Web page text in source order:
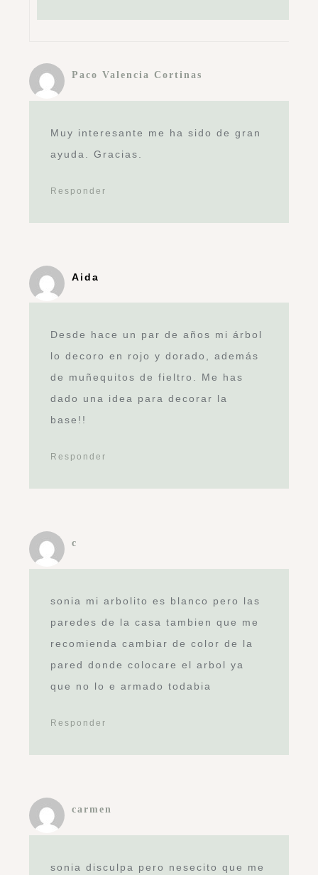
Paco Valencia Cortinas
Muy interesante me ha sido de gran
ayuda. Gracias.
Responder
Aida
Desde hace un par de años mi árbol
lo decoro en rojo y dorado, además
de muñequitos de fieltro. Me has
dado una idea para decorar la
base!!
Responder
c
sonia mi arbolito es blanco pero las
paredes de la casa tambien que me
recomienda cambiar de color de la
pared donde colocare el arbol ya
que no lo e armado todabia
Responder
carmen
sonia disculpa pero nesecito que me